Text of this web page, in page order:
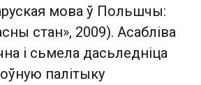
мова ў Польшчы:
стан», 2009). Асабліва
і сьмела дасьледніца
палітыку